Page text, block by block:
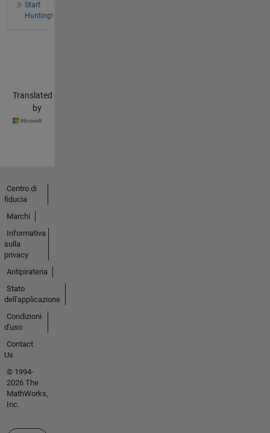
Start
Hunting!
Translated
by
Centro di
fiducia
Marchi
Informativa
sulla
privacy
Antipirateria
Stato
dell'applicazione
Condizioni
d'uso
Contact
Us
© 1994-
2026 The
MathWorks,
Inc.